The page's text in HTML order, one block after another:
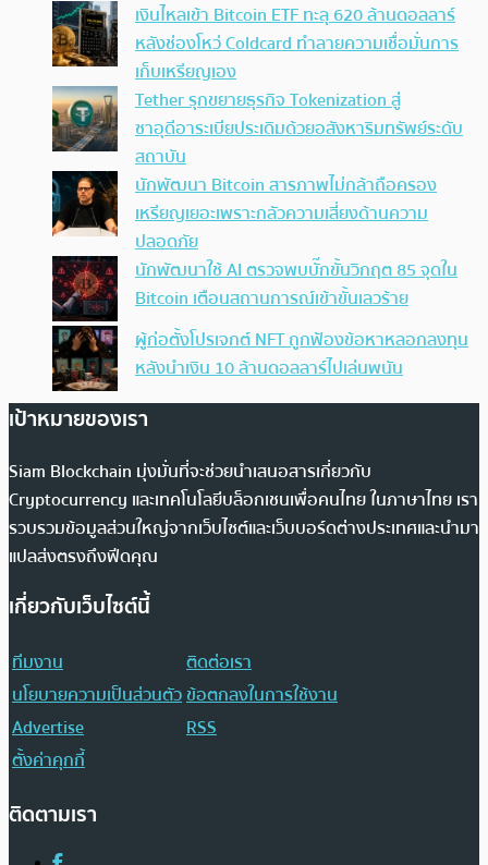
เงินไหลเข้า Bitcoin ETF ทะลุ 620 ล้านดอลลาร์
หลังช่องโหว่ Coldcard ทำลายความเชื่อมั่นการ
เก็บเหรียญเอง
Tether รุกขยายธุรกิจ Tokenization สู่
ซาอุดีอาระเบียประเดิมด้วยอสังหาริมทรัพย์ระดับ
สถาบัน
นักพัฒนา Bitcoin สารภาพไม่กล้าถือครอง
เหรียญเยอะเพราะกลัวความเสี่ยงด้านความ
ปลอดภัย
นักพัฒนาใช้ AI ตรวจพบบั๊กขั้นวิกฤต 85 จุดใน
Bitcoin เตือนสถานการณ์เข้าขั้นเลวร้าย
ผู้ก่อตั้งโปรเจกต์ NFT ถูกฟ้องข้อหาหลอกลงทุน
หลังนำเงิน 10 ล้านดอลลาร์ไปเล่นพนัน
เป้าหมายของเรา
Siam Blockchain มุ่งมั่นที่จะช่วยนำเสนอสารเกี่ยวกับ
Cryptocurrency และเทคโนโลยีบล็อกเชนเพื่อคนไทย ในภาษาไทย เรา
รวบรวมข้อมูลส่วนใหญ่จากเว็บไซต์และเว็บบอร์ดต่างประเทศและนำมา
แปลส่งตรงถึงฟีดคุณ
เกี่ยวกับเว็บไซต์นี้
ทีมงาน
ติดต่อเรา
นโยบายความเป็นส่วนตัวข้อตกลงในการใช้งาน
Advertise
RSS
ตั้งค่าคุกกี้
ติดตามเรา